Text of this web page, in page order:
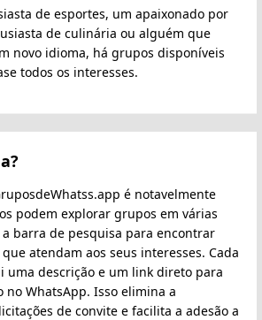
de esportes, um apaixonado por
de culinária ou alguém que
novo idioma, há grupos disponíveis
todos os interesses.
é notavelmente
podem explorar grupos em várias
barra de pesquisa para encontrar
atendam aos seus interesses. Cada
uma descrição e um link direto para
WhatsApp. Isso elimina a
de convite e facilita a adesão a